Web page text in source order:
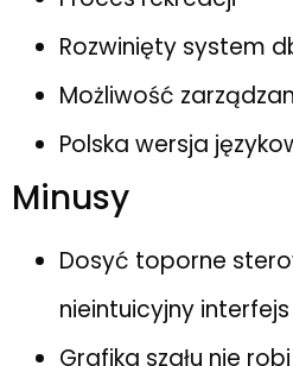
Rozwinięty system
Możliwość
Polska wersja
Minusy
Dosyć toporne
nieintuicyjny interfejs
Grafika szału nie robi